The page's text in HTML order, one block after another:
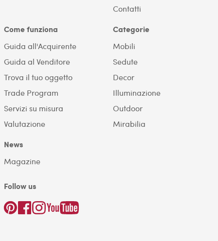
Contatti
Come funziona
Guida all'Acquirente
Guida al Venditore
Trova il tuo oggetto
Trade Program
Servizi su misura
Valutazione
Categorie
Mobili
Sedute
Decor
Illuminazione
Outdoor
Mirabilia
News
Magazine
Follow us